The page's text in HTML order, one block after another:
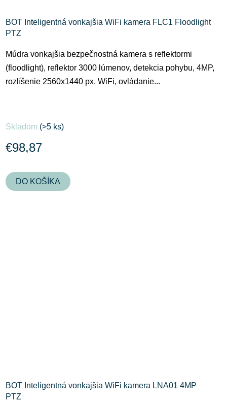
BOT Inteligentná vonkajšia WiFi kamera FLC1 Floodlight
PTZ
Múdra vonkajšia bezpečnostná kamera s reflektormi
(floodlight), reflektor 3000 lúmenov, detekcia pohybu, 4MP,
rozlíšenie 2560x1440 px, WiFi, ovládanie...
Skladom (>5 ks)
€98,87
DO KOŠÍKA
BOT Inteligentná vonkajšia WiFi kamera LNA01 4MP
PTZ